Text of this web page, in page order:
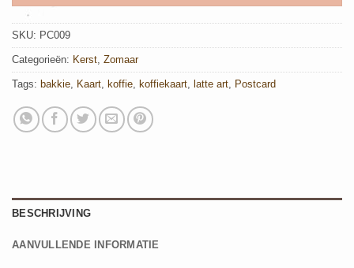
SKU: PC009
Categorieën: Kerst, Zomaar
Tags: bakkie, Kaart, koffie, koffiekaart, latte art, Postcard
BESCHRIJVING
AANVULLENDE INFORMATIE